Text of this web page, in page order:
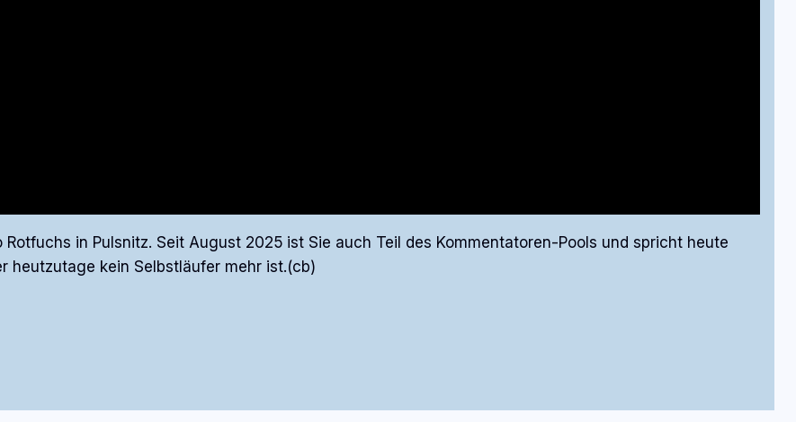
in Pulsnitz. Seit August 2025 ist Sie auch Teil des Kommentatoren-Pools und spricht heute
heutzutage kein Selbstläufer mehr ist.(cb)